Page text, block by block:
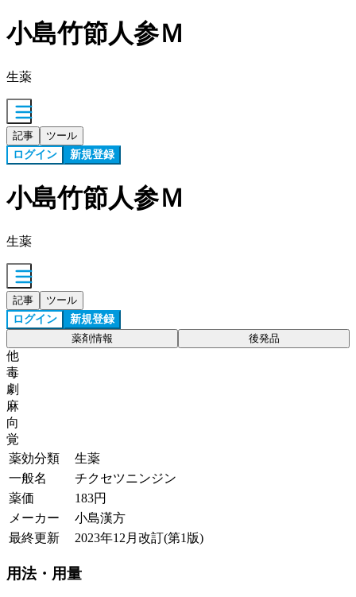
小島竹節人参Ｍ
生薬
記事 ツール
ログイン 新規登録
小島竹節人参Ｍ
生薬
記事 ツール
ログイン 新規登録
薬剤情報 後発品
他
毒
劇
麻
向
覚
薬効分類
生薬
一般名
チクセツニンジン
薬価
183円
メーカー
小島漢方
最終更新
2023年12月改訂(第1版)
用法・用量